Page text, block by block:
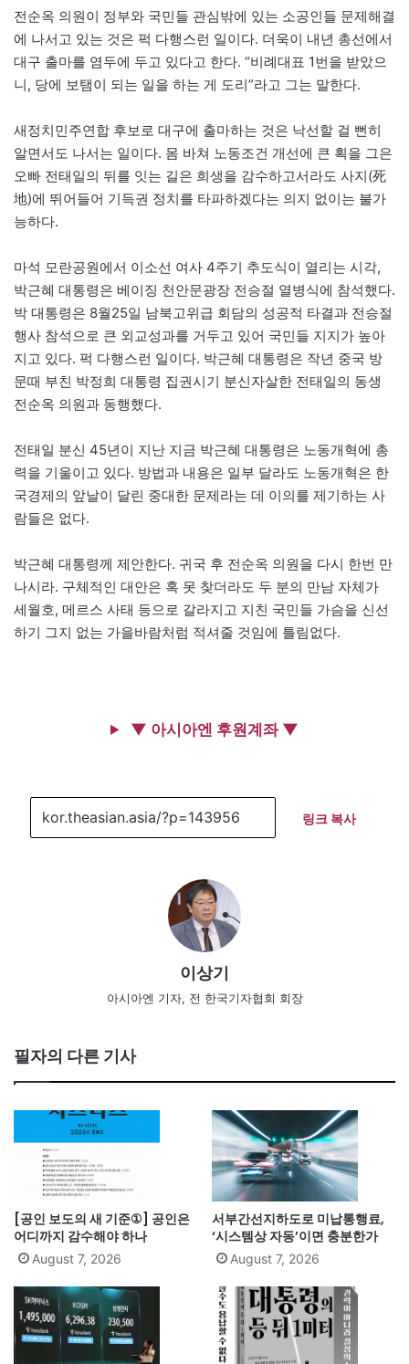
전순옥 의원이 정부와 국민들 관심밖에 있는 소공인들 문제해결
에 나서고 있는 것은 퍽 다행스런 일이다. 더욱이 내년 총선에서
대구 출마를 염두에 두고 있다고 한다. “비례대표 1번을 받았으
니, 당에 보탬이 되는 일을 하는 게 도리”라고 그는 말한다.
새정치민주연합 후보로 대구에 출마하는 것은 낙선할 걸 뻔히
알면서도 나서는 일이다. 몸 바쳐 노동조건 개선에 큰 획을 그은
오빠 전태일의 뒤를 잇는 길은 희생을 감수하고서라도 사지(死
地)에 뛰어들어 기득권 정치를 타파하겠다는 의지 없이는 불가
능하다.
마석 모란공원에서 이소선 여사 4주기 추도식이 열리는 시각,
박근혜 대통령은 베이징 천안문광장 전승절 열병식에 참석했다.
박 대통령은 8월25일 남북고위급 회담의 성공적 타결과 전승절
행사 참석으로 큰 외교성과를 거두고 있어 국민들 지지가 높아
지고 있다. 퍽 다행스런 일이다. 박근혜 대통령은 작년 중국 방
문때 부친 박정희 대통령 집권시기 분신자살한 전태일의 동생
전순옥 의원과 동행했다.
전태일 분신 45년이 지난 지금 박근혜 대통령은 노동개혁에 총
력을 기울이고 있다. 방법과 내용은 일부 달라도 노동개혁은 한
국경제의 앞날이 달린 중대한 문제라는 데 이의를 제기하는 사
람들은 없다.
박근혜 대통령께 제안한다. 귀국 후 전순옥 의원을 다시 한번 만
나시라. 구체적인 대안은 혹 못 찾더라도 두 분의 만남 자체가
세월호, 메르스 사태 등으로 갈라지고 지친 국민들 가슴을 신선
하기 그지 없는 가을바람처럼 적셔줄 것임에 틀림없다.
▼ 아시아엔 후원계좌 ▼
링크 복사
이상기
아시아엔 기자, 전 한국기자협회 회장
필자의 다른 기사
[공인 보도의 새 기준①] 공인은
어디까지 감수해야 하나
August 7, 2026
서부간선지하도로 미납통행료,
‘시스템상 자동’이면 충분한가
August 7, 2026